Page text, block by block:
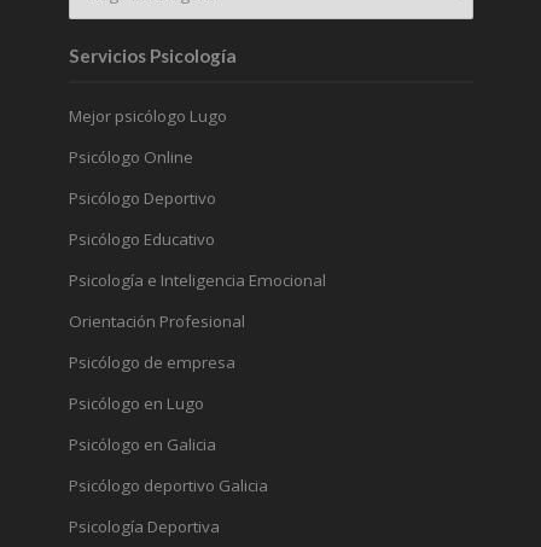
Servicios Psicología
Mejor psicólogo Lugo
Psicólogo Online
Psicólogo Deportivo
Psicólogo Educativo
Psicología e Inteligencia Emocional
Orientación Profesional
Psicólogo de empresa
Psicólogo en Lugo
Psicólogo en Galicia
Psicólogo deportivo Galicia
Psicología Deportiva